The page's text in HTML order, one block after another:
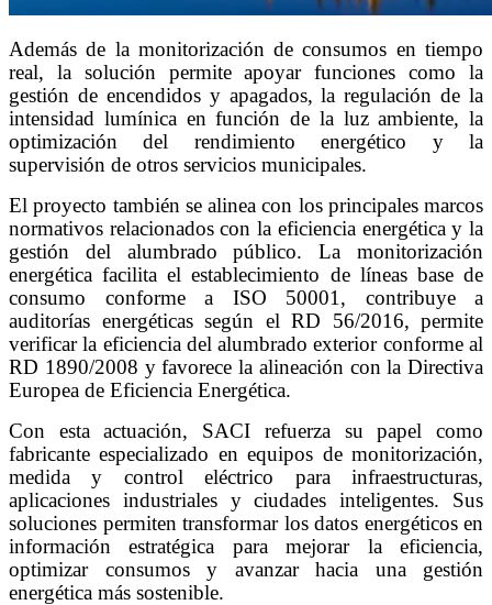
Además de la monitorización de consumos en tiempo
real, la solución permite apoyar funciones como la
gestión de encendidos y apagados, la regulación de la
intensidad lumínica en función de la luz ambiente, la
optimización del rendimiento energético y la
supervisión de otros servicios municipales.
El proyecto también se alinea con los principales marcos
normativos relacionados con la eficiencia energética y la
gestión del alumbrado público. La monitorización
energética facilita el establecimiento de líneas base de
consumo conforme a ISO 50001, contribuye a
auditorías energéticas según el RD 56/2016, permite
verificar la eficiencia del alumbrado exterior conforme al
RD 1890/2008 y favorece la alineación con la Directiva
Europea de Eficiencia Energética.
Con esta actuación, SACI refuerza su papel como
fabricante especializado en equipos de monitorización,
medida y control eléctrico para infraestructuras,
aplicaciones industriales y ciudades inteligentes. Sus
soluciones permiten transformar los datos energéticos en
información estratégica para mejorar la eficiencia,
optimizar consumos y avanzar hacia una gestión
energética más sostenible.